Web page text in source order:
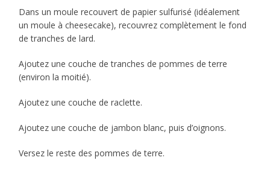
Dans un moule recouvert de papier sulfurisé (idéalement
un moule à cheesecake), recouvrez complètement le fond
de tranches de lard.
Ajoutez une couche de tranches de pommes de terre
(environ la moitié).
Ajoutez une couche de raclette.
Ajoutez une couche de jambon blanc, puis d’oignons.
Versez le reste des pommes de terre.